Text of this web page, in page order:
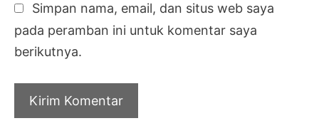
Simpan nama, email, dan situs web saya
pada peramban ini untuk komentar saya
berikutnya.